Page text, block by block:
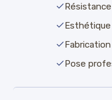
Pose